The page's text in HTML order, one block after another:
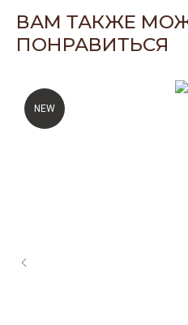
ВАМ ТАКЖЕ
ПОНРАВИТЬСЯ
NEW